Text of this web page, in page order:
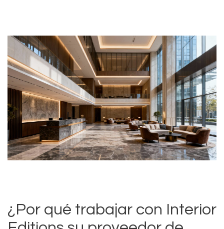
¿Por qué trabajar con Interior